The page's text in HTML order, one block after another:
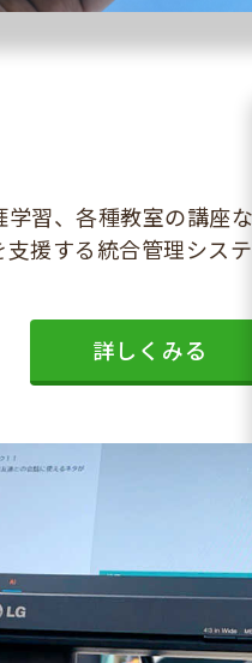
習、各種教室の講座な
援する統合管理システ
詳しくみる